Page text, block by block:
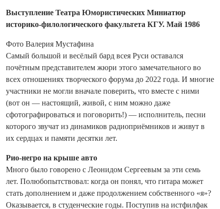
Выступление Театра Юмористических Миниатюр
историко-филологического факультета КГУ. Май 1986
Фото Валерия Мустафина
Самый большой и весёлый бард всея Руси оставался
почётным представителем жюри этого замечательного во
всех отношениях творческого форума до 2022 года. И многие
участники не могли вначале поверить, что вместе с ними
(вот он — настоящий, живой, с ним можно даже
сфотографироваться и поговорить!) — исполнитель, песни
которого звучат из динамиков радиоприёмников и живут в
их сердцах и памяти десятки лет.
Рио-негро на крыше авто
Много было говорено с Лео­нидом Сергеевым за эти семь
лет. Полюбопытствовал: когда он понял, что гитара может
стать дополнением и даже продолжением собственного «я»?
Оказывается, в студенческие годы. Поступив на истфилфак